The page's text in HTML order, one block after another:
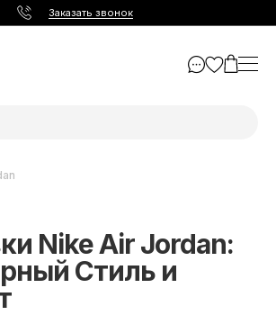
Заказать звонок
Nike Air Jordan:
Стиль и